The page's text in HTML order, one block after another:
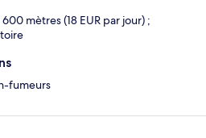
mètres (18 EUR par jour) ;
fumeurs